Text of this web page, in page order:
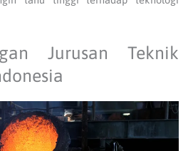
Jurusan Teknik